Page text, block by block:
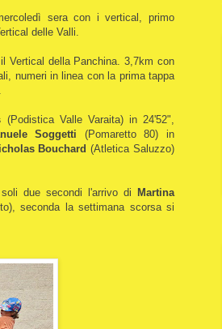
sera con i vertical, primo
delle Valli.
Vertical della Panchina. 3,7km con
numeri in linea con la prima tappa
(Podistica Valle Varaita) in 24'52",
Soggetti (Pomaretto 80) in
Bouchard (Atletica Saluzzo)
due secondi l'arrivo di
Martina
seconda la settimana scorsa si